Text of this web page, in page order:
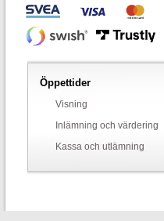
Öppettider
Visning
Inlämning och värdering
Kassa och utlämning